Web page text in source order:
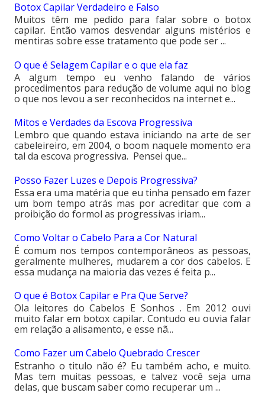
Botox Capilar Verdadeiro e Falso
Muitos têm me pedido para falar sobre o botox
capilar. Então vamos desvendar alguns mistérios e
mentiras sobre esse tratamento que pode ser ...
O que é Selagem Capilar e o que ela faz
A algum tempo eu venho falando de vários
procedimentos para redução de volume aqui no blog
o que nos levou a ser reconhecidos na internet e...
Mitos e Verdades da Escova Progressiva
Lembro que quando estava iniciando na arte de ser
cabeleireiro, em 2004, o boom naquele momento era
tal da escova progressiva. Pensei que...
Posso Fazer Luzes e Depois Progressiva?
Essa era uma matéria que eu tinha pensado em fazer
um bom tempo atrás mas por acreditar que com a
proibição do formol as progressivas iriam...
Como Voltar o Cabelo Para a Cor Natural
É comum nos tempos contemporâneos as pessoas,
geralmente mulheres, mudarem a cor dos cabelos. E
essa mudança na maioria das vezes é feita p...
O que é Botox Capilar e Pra Que Serve?
Ola leitores do Cabelos E Sonhos . Em 2012 ouvi
muito falar em botox capilar. Contudo eu ouvia falar
em relação a alisamento, e esse nã...
Como Fazer um Cabelo Quebrado Crescer
Estranho o titulo não é? Eu também acho, e muito.
Mas tem muitas pessoas, e talvez você seja uma
delas, que buscam saber como recuperar um ...